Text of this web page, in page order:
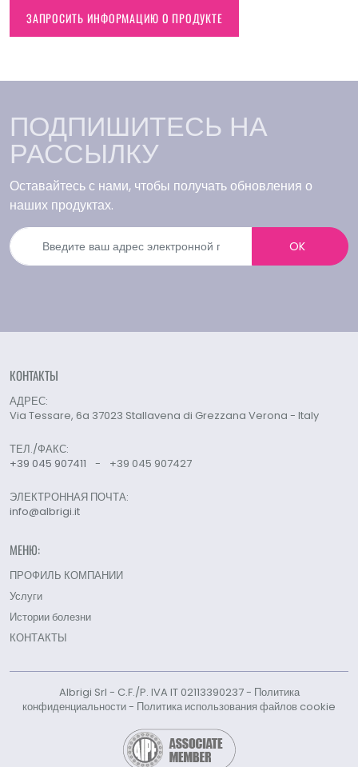
ЗАПРОСИТЬ ИНФОРМАЦИЮ О ПРОДУКТЕ
ПОДПИШИТЕСЬ НА
РАССЫЛКУ
Оставайтесь с нами, чтобы получать обновления о
наших продуктах.
OK
КОНТАКТЫ
АДРЕС:
Via Tessare, 6a 37023 Stallavena di Grezzana Verona - Italy
ТЕЛ./ФАКС:
+39 045 907411
- +39 045 907427
ЭЛЕКТРОННАЯ ПОЧТА:
info@albrigi.it
МЕНЮ:
ПРОФИЛЬ КОМПАНИИ
Услуги
Истории болезни
КОНТАКТЫ
Albrigi Srl - C.F./P. IVA IT 02113390237 - Политика
конфиденциальности- Политика использования файлов cookie